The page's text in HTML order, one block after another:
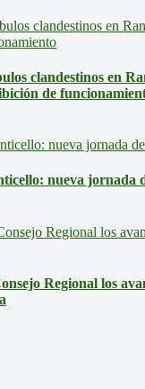
clandestinos en
de
nueva jornada
Regional los